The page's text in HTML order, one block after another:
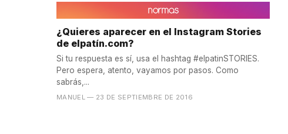
¿Quieres aparecer en el Instagram Stories
de elpatín.com?
Si tu respuesta es sí, usa el hashtag #elpatinSTORIES.
Pero espera, atento, vayamos por pasos. Como
sabrás,...
MANUEL — 23 DE SEPTIEMBRE DE 2016